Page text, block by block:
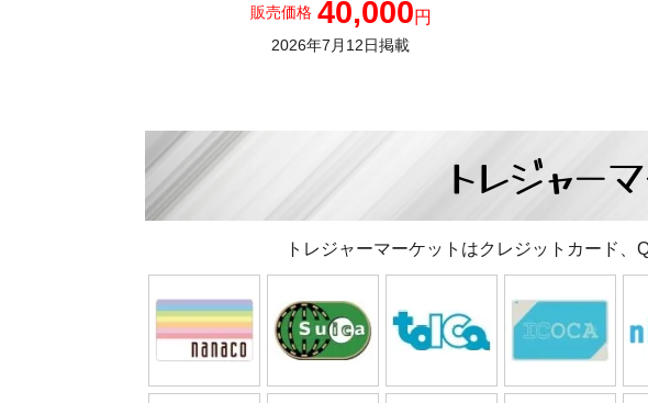
販売価格 40,000円
2026年7月12日掲載
トレジャー
トレジャーマーケットはクレジットカード